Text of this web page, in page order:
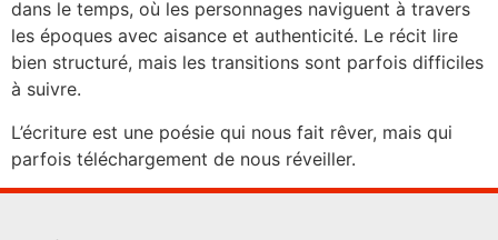
dans le temps, où les personnages naviguent à travers
les époques avec aisance et authenticité. Le récit lire
bien structuré, mais les transitions sont parfois difficiles
à suivre.
L’écriture est une poésie qui nous fait rêver, mais qui
parfois téléchargement de nous réveiller.